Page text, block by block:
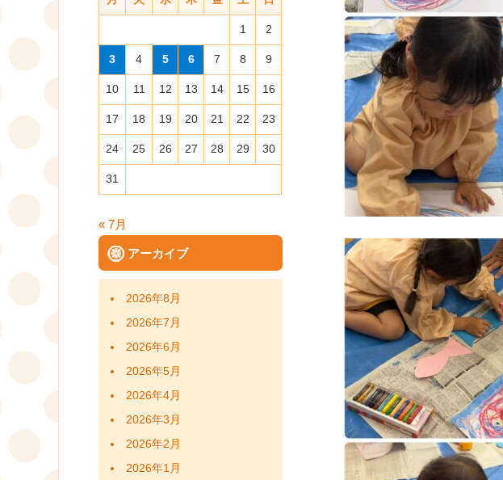
1 2
3 4 5 6 7 8 9
10 11 12 13 14 15 16
17 18 19 20 21 22 23
24 25 26 27 28 29 30
31
« 7月
アーカイブ
2026年8月
2026年7月
2026年6月
2026年5月
2026年4月
2026年3月
2026年2月
2026年1月